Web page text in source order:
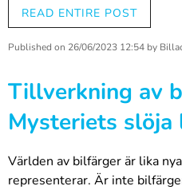
påverkar vår miljö, varför det
lämpligt sätt och vilka
tillgängliga. Vi berättar också
hur vi som företag strävar
utveckling inom
Billackens
READ ENTIRE POST
Published on 26/06/2023 12:54 by
Tillverkning av
Mysteriets slöja
Världen av bilfärger är lika
representerar. Är inte